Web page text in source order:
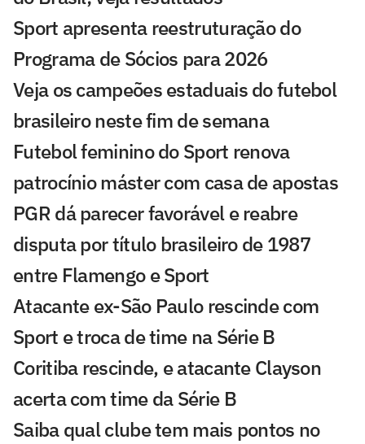
Sport apresenta reestruturação do
Programa de Sócios para 2026
Veja os campeões estaduais do futebol
brasileiro neste fim de semana
Futebol feminino do Sport renova
patrocínio máster com casa de apostas
PGR dá parecer favorável e reabre
disputa por título brasileiro de 1987
entre Flamengo e Sport
Atacante ex-São Paulo rescinde com
Sport e troca de time na Série B
Coritiba rescinde, e atacante Clayson
acerta com time da Série B
Saiba qual clube tem mais pontos no